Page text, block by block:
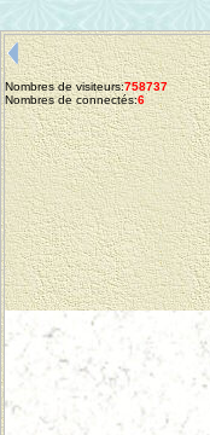
Nombres de visiteurs:758737
Nombres de connectés:6